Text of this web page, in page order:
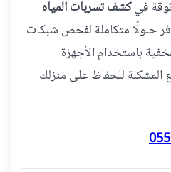
فيكشف تسربات المياه
حلولًا متكاملة لفحص شبكات
باستخدام الأجهزة
المشكلة للحفاظ على منزلك